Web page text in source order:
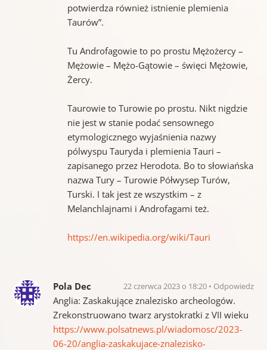
potwierdza również istnienie plemienia
Taurów”.
Tu Androfagowie to po prostu Mężożercy –
Mężowie – Mężo-Gątowie – święci Mężowie,
Żercy.
Taurowie to Turowie po prostu. Nikt nigdzie
nie jest w stanie podać sensownego
etymologicznego wyjaśnienia nazwy
pólwyspu Tauryda i plemienia Tauri –
zapisanego przez Herodota. Bo to słowiańska
nazwa Tury – Turowie Półwysep Turów,
Turski. I tak jest ze wszystkim – z
Melanchlajnami i Androfagami też.
https://en.wikipedia.org/wiki/Tauri
Pola Dec 22 czerwca 2023 o 18:20 Odpowiedz
Anglia: Zaskakujące znalezisko archeologów.
Zrekonstruowano twarz arystokratki z VII wieku
https://www.polsatnews.pl/wiadomosc/2023-
06-20/anglia-zaskakujace-znalezisko-